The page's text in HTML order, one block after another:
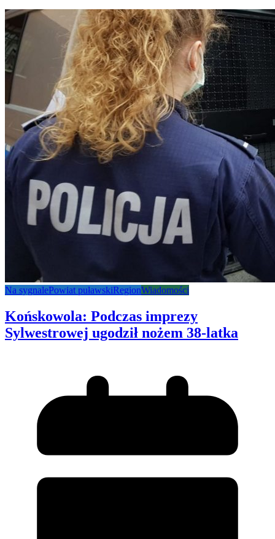
Na sygnalePowiat puławskiRegionWiadomości
Końskowola: Podczas imprezy
Sylwestrowej ugodził nożem 38-latka